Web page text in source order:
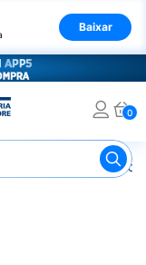
Baixar
0
Petiscos para Cachorro